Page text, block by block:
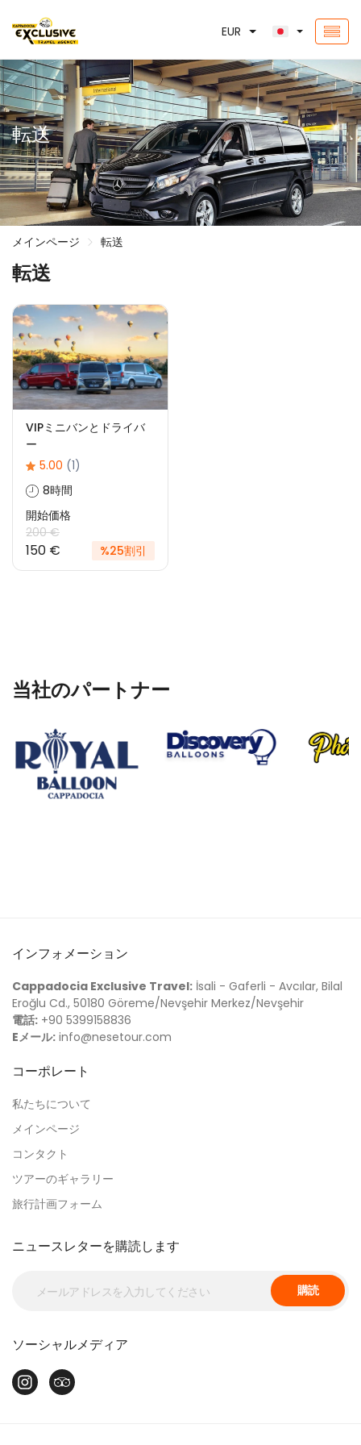
EUR
転送
メインページ 転送
転送
VIPミニバンとドライバ
ー
5.00 (1)
8時間
開始価格
200 €
150 € %25割引
当社のパートナー
インフォメーション
Cappadocia Exclusive Travel: İsali - Gaferli - Avcılar, Bilal
Eroğlu Cd., 50180 Göreme/Nevşehir Merkez/Nevşehir
電話: +90 5399158836
Eメール: info@nesetour.com
コーポレート
私たちについて
メインページ
コンタクト
ツアーのギャラリー
旅行計画フォーム
ニュースレターを購読します
購読
ソーシャルメディア